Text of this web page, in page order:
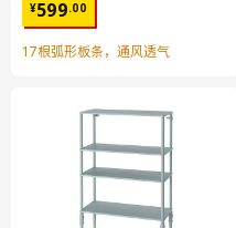
¥599.00
17根弧形板条，通风透气